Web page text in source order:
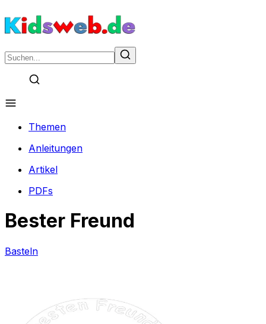
Themen
Anleitungen
Artikel
PDFs
Bester Freund
Basteln